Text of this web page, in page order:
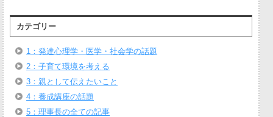
カテゴリー
1：発達心理学・医学・社会学の話題
2：子育て環境を考える
3：親として伝えたいこと
4：養成講座の話題
5：理事長の全ての記事